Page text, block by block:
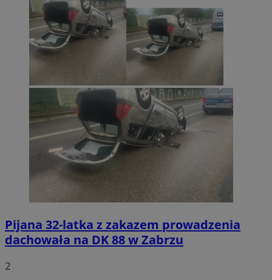
Pijana 32-latka z zakazem prowadzenia
dachowała na DK 88 w Zabrzu
2